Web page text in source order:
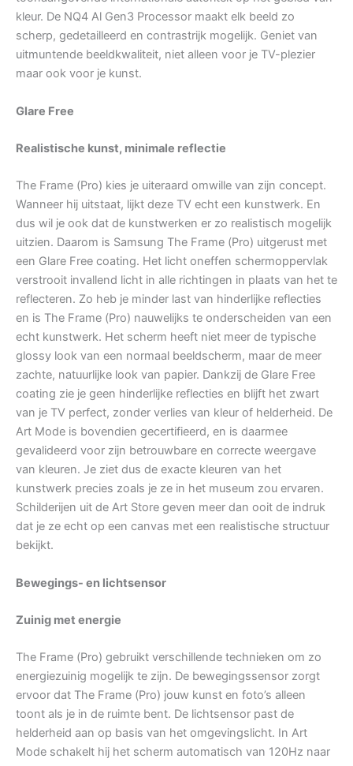
kleur. De NQ4 Al Gen3 Processor maakt elk beeld zo
scherp, gedetailleerd en contrastrijk mogelijk. Geniet van
uitmuntende beeldkwaliteit, niet alleen voor je TV-plezier
maar ook voor je kunst.
Glare Free
Realistische kunst, minimale reflectie
The Frame (Pro) kies je uiteraard omwille van zijn concept.
Wanneer hij uitstaat, lijkt deze TV echt een kunstwerk. En
dus wil je ook dat de kunstwerken er zo realistisch mogelijk
uitzien. Daarom is Samsung The Frame (Pro) uitgerust met
een Glare Free coating. Het licht oneffen schermoppervlak
verstrooit invallend licht in alle richtingen in plaats van het te
reflecteren. Zo heb je minder last van hinderlijke reflecties
en is The Frame (Pro) nauwelijks te onderscheiden van een
echt kunstwerk. Het scherm heeft niet meer de typische
glossy look van een normaal beeldscherm, maar de meer
zachte, natuurlijke look van papier. Dankzij de Glare Free
coating zie je geen hinderlijke reflecties en blijft het zwart
van je TV perfect, zonder verlies van kleur of helderheid. De
Art Mode is bovendien gecertifieerd, en is daarmee
gevalideerd voor zijn betrouwbare en correcte weergave
van kleuren. Je ziet dus de exacte kleuren van het
kunstwerk precies zoals je ze in het museum zou ervaren.
Schilderijen uit de Art Store geven meer dan ooit de indruk
dat je ze echt op een canvas met een realistische structuur
bekijkt.
Bewegings- en lichtsensor
Zuinig met energie
The Frame (Pro) gebruikt verschillende technieken om zo
energiezuinig mogelijk te zijn. De bewegingssensor zorgt
ervoor dat The Frame (Pro) jouw kunst en foto’s alleen
toont als je in de ruimte bent. De lichtsensor past de
helderheid aan op basis van het omgevingslicht. In Art
Mode schakelt hij het scherm automatisch van 120Hz naar